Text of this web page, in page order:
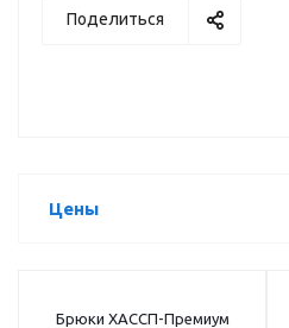
Поделиться
Цены
Брюки ХАССП-Премиум